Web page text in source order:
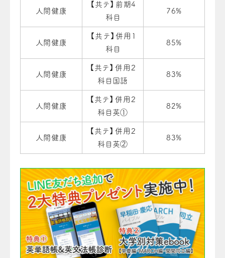
人間健康
【共テ】前期4
科目
76%
人間健康
【共テ】併用１
科目
85%
人間健康
【共テ】併用２
科目国語
83%
人間健康
【共テ】併用２
科目英①
82%
人間健康
【共テ】併用２
科目英②
83%